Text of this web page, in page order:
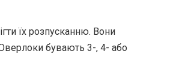
їх розпусканню. Вони
бувають 3-, 4- або